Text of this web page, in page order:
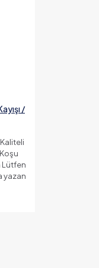
/
Lütfen
yazan